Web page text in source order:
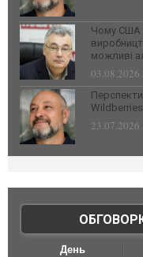
Чому США
можливі
03.08.2026
Wildberries
23.07.2026
День